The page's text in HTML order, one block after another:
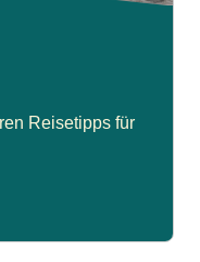
Reisetipps für